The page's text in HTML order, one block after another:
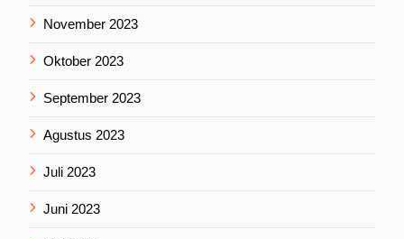
November 2023
Oktober 2023
September 2023
Agustus 2023
Juli 2023
Juni 2023